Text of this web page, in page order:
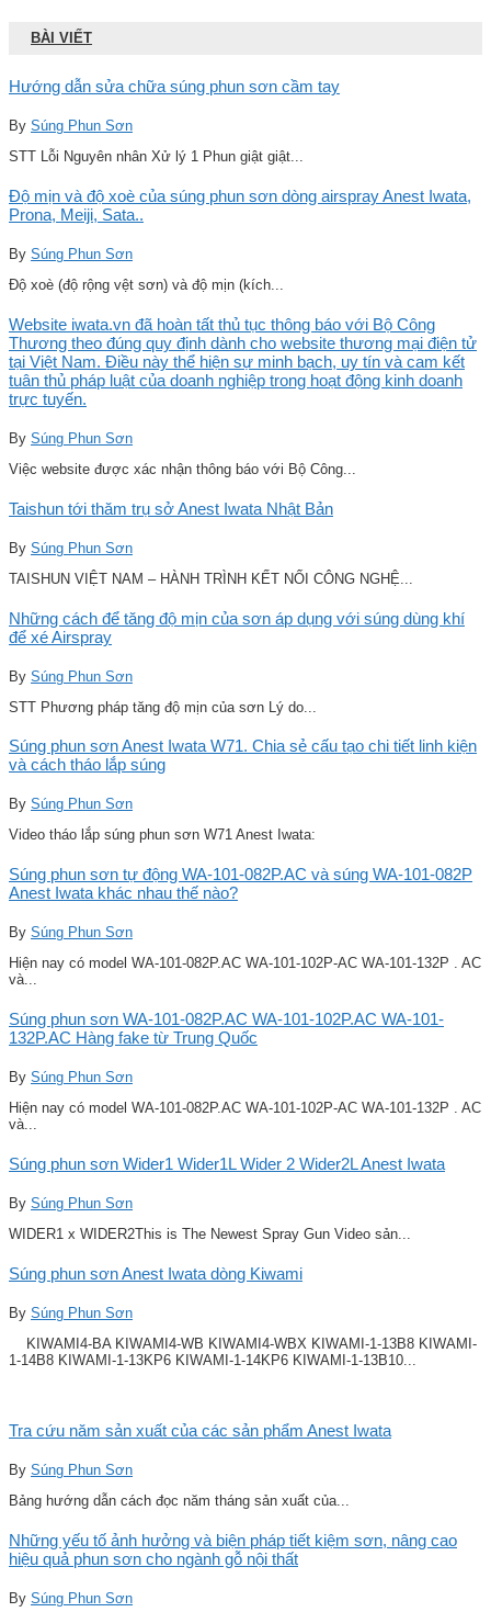
BÀI VIẾT
Hướng dẫn sửa chữa súng phun sơn cầm tay
By Súng Phun Sơn
STT Lỗi Nguyên nhân Xử lý 1 Phun giật giật...
Độ mịn và độ xoè của súng phun sơn dòng airspray Anest Iwata,
Prona, Meiji, Sata..
By Súng Phun Sơn
Độ xoè (độ rộng vệt sơn) và độ mịn (kích...
Website iwata.vn đã hoàn tất thủ tục thông báo với Bộ Công
Thương theo đúng quy định dành cho website thương mại điện tử
tại Việt Nam. Điều này thể hiện sự minh bạch, uy tín và cam kết
tuân thủ pháp luật của doanh nghiệp trong hoạt động kinh doanh
trực tuyến.
By Súng Phun Sơn
Việc website được xác nhận thông báo với Bộ Công...
Taishun tới thăm trụ sở Anest Iwata Nhật Bản
By Súng Phun Sơn
TAISHUN VIỆT NAM – HÀNH TRÌNH KẾT NỐI CÔNG NGHỆ...
Những cách để tăng độ mịn của sơn áp dụng với súng dùng khí
để xé Airspray
By Súng Phun Sơn
STT Phương pháp tăng độ mịn của sơn Lý do...
Súng phun sơn Anest Iwata W71. Chia sẻ cấu tạo chi tiết linh kiện
và cách tháo lắp súng
By Súng Phun Sơn
Video tháo lắp súng phun sơn W71 Anest Iwata:
Súng phun sơn tự động WA-101-082P.AC và súng WA-101-082P
Anest Iwata khác nhau thế nào?
By Súng Phun Sơn
Hiện nay có model WA-101-082P.AC WA-101-102P-AC WA-101-132P . AC
và...
Súng phun sơn WA-101-082P.AC WA-101-102P.AC WA-101-
132P.AC Hàng fake từ Trung Quốc
By Súng Phun Sơn
Hiện nay có model WA-101-082P.AC WA-101-102P-AC WA-101-132P . AC
và...
Súng phun sơn Wider1 Wider1L Wider 2 Wider2L Anest Iwata
By Súng Phun Sơn
WIDER1 x WIDER2This is The Newest Spray Gun Video sản...
Súng phun sơn Anest Iwata dòng Kiwami
By Súng Phun Sơn
KIWAMI4-BA KIWAMI4-WB KIWAMI4-WBX KIWAMI-1-13B8 KIWAMI-
1-14B8 KIWAMI-1-13KP6 KIWAMI-1-14KP6 KIWAMI-1-13B10...
Tra cứu năm sản xuất của các sản phẩm Anest Iwata
By Súng Phun Sơn
Bảng hướng dẫn cách đọc năm tháng sản xuất của...
Những yếu tố ảnh hưởng và biện pháp tiết kiệm sơn, nâng cao
hiệu quả phun sơn cho ngành gỗ nội thất
By Súng Phun Sơn